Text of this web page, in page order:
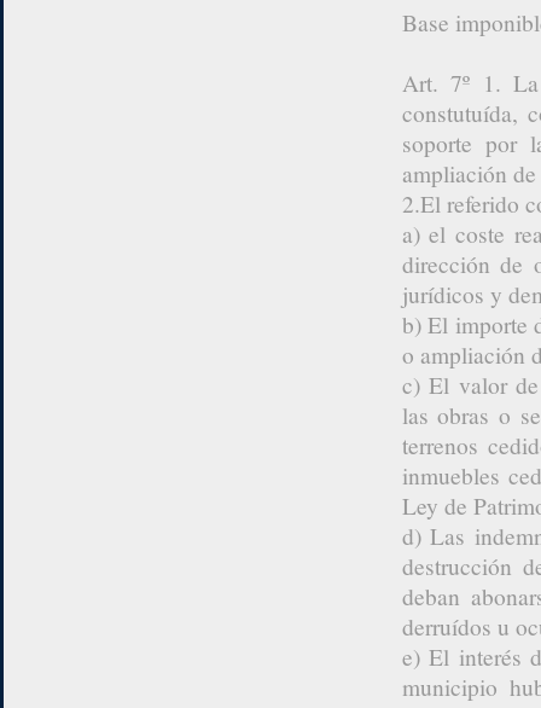
Base
Art. 7º 1. La
constutuída,
soporte por
ampliación
2.El referido
a) el coste
dirección de
jurídicos y
b) El importe
o ampliación
c) El valor de
las obras o
terrenos
inmuebles
Ley de
d) Las
destrucción
deban
derruídos u
e) El interés
municipio